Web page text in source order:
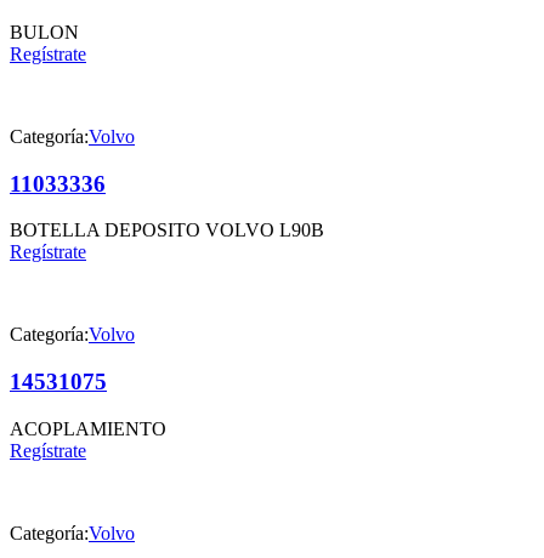
BULON
Regístrate
Categoría:Volvo
11033336
BOTELLA DEPOSITO VOLVO L90B
Regístrate
Categoría:Volvo
14531075
ACOPLAMIENTO
Regístrate
Categoría:Volvo